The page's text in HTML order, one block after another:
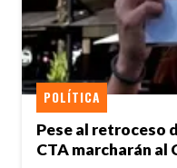
Pese al retroceso
CTA marcharán al
POLÍTICA